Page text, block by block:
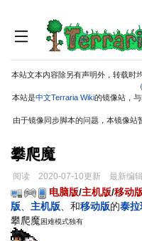
本站文本内容除另有声明外，转载时
（
本站是中文Terraria Wiki的镜像站，
由于镜像同步脚本的问题，本镜像站
攀爬魔
阅读 2020-07-10更新 最新编
跳
到
导
航
跳
到
搜
索
电脑版/主机版/移动
版、 主机版、和移动版的泰拉
攀爬魔困难模式独有